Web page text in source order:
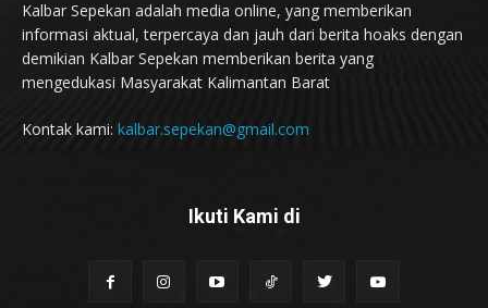
Kalbar Sepekan adalah media online, yang memberikan
informasi aktual, terpercaya dan jauh dari berita hoaks dengan
demikian Kalbar Sepekan memberikan berita yang
mengedukasi Masyarakat Kalimantan Barat
Kontak kami: kalbar.sepekan@gmail.com
Ikuti Kami di